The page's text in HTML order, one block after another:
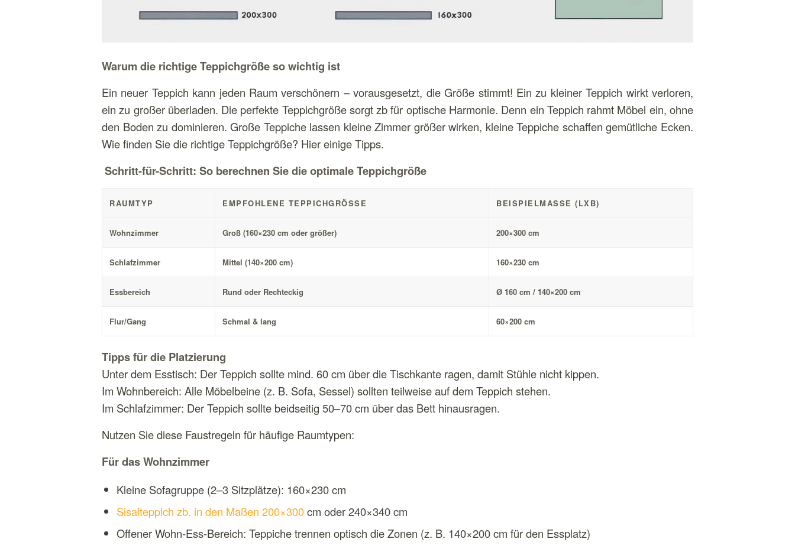
Warum die richtige Teppichgröße so wichtig ist
Ein neuer Teppich kann jeden Raum verschönern – vorausgesetzt, die Größe stimmt! Ein zu kleiner Teppich wirkt verloren,
ein zu großer überladen. Die perfekte Teppichgröße sorgt zb für optische Harmonie. Denn ein Teppich rahmt Möbel ein, ohne
den Boden zu dominieren. Große Teppiche lassen kleine Zimmer größer wirken, kleine Teppiche schaffen gemütliche Ecken.
Wie finden Sie die richtige Teppichgröße? Hier einige Tipps.
Schritt-für-Schritt: So berechnen Sie die optimale Teppichgröße
RAUMTYP EMPFOHLENE TEPPICHGRÖSSE BEISPIELMASSE (LXB)
Wohnzimmer Groß (160×230 cm oder größer) 200×300 cm
Schlafzimmer Mittel (140×200 cm) 160×230 cm
Essbereich Rund oder Rechteckig Ø 160 cm / 140×200 cm
Flur/Gang Schmal & lang 60×200 cm
Tipps für die Platzierung
Unter dem Esstisch: Der Teppich sollte mind. 60 cm über die Tischkante ragen, damit Stühle nicht kippen.
Im Wohnbereich: Alle Möbelbeine (z. B. Sofa, Sessel) sollten teilweise auf dem Teppich stehen.
Im Schlafzimmer: Der Teppich sollte beidseitig 50–70 cm über das Bett hinausragen.
Nutzen Sie diese Faustregeln für häufige Raumtypen:
Für das Wohnzimmer
Kleine Sofagruppe (2–3 Sitzplätze): 160×230 cm
Sisalteppich zb. in den Maßen 200×300cm oder 240×340 cm
Offener Wohn-Ess-Bereich: Teppiche trennen optisch die Zonen (z. B. 140×200 cm für den Essplatz)